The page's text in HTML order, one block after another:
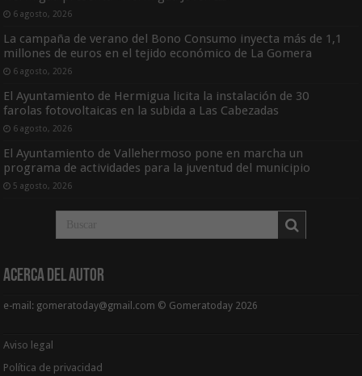
6 agosto, 2026
La campaña de verano del Bono Consumo inyecta más de 1,1
millones de euros en el tejido económico de La Gomera
6 agosto, 2026
El Ayuntamiento de Hermigua licita la instalación de 30
farolas fotovoltaicas en la subida a Las Cabezadas
6 agosto, 2026
El Ayuntamiento de Vallehermoso pone en marcha un
programa de actividades para la juventud del municipio
5 agosto, 2026
Acerca del Autor
e-mail: gomeratoday@gmail.com © Gomeratoday 2026
Aviso legal
Política de privacidad